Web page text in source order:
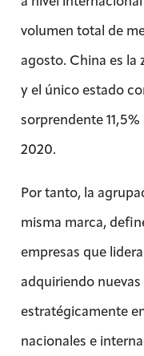
volumen total de
agosto. China es la
y el único estado
sorprendente
2020.
Por tanto, la
misma marca,
empresas que
adquiriendo
estratégicamente
nacionales e